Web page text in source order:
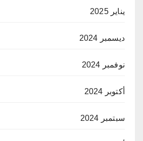
يناير 2025
ديسمبر 2024
نوفمبر 2024
أكتوبر 2024
سبتمبر 2024